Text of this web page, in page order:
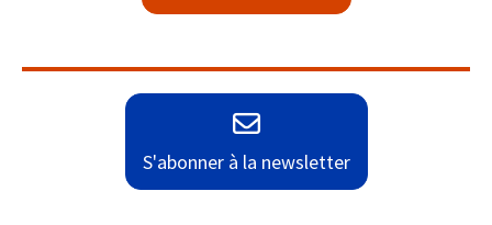
S'abonner à la newsletter